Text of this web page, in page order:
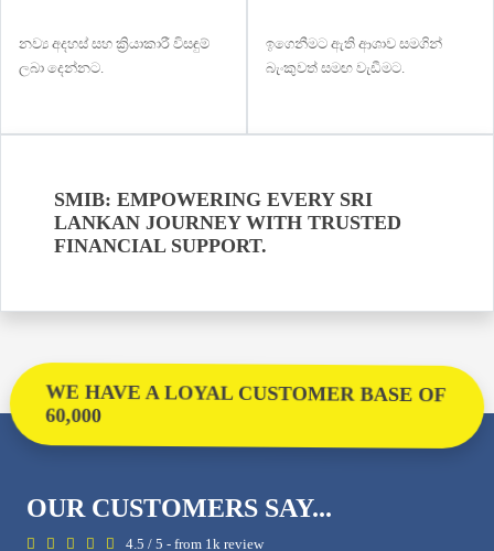
නව්‍ය අදහස් සහ ක්‍රියාකාරී විසඳුම්
ලබා දෙන්නට.
ඉගෙනීමට ඇති ආශාව සමගින්
බැංකුවත් සමඟ වැඩීමට.
SMIB: EMPOWERING EVERY SRI
LANKAN JOURNEY WITH TRUSTED
FINANCIAL SUPPORT.
WE HAVE A LOYAL CUSTOMER BASE OF
60,000
OUR CUSTOMERS SAY...
4.5 / 5 - from 1k review